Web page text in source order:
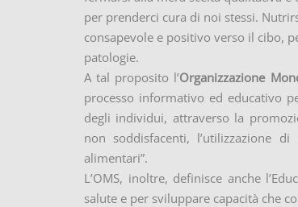
per prenderci cura di noi stessi.
consapevole e positivo verso il cibo,
patologie.
A tal proposito l’Organizzazione
processo informativo ed educativo
degli individui, attraverso la
non soddisfacenti, l’utilizzazione
alimentari”.
L’OMS, inoltre, definisce anche
salute e per sviluppare capacità che